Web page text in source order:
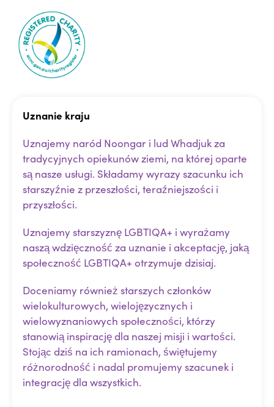
Uznanie kraju
Uznajemy naród Noongar i lud Whadjuk za
tradycyjnych opiekunów ziemi, na której oparte
są nasze usługi. Składamy wyrazy szacunku ich
starszyźnie z przeszłości, teraźniejszości i
przyszłości.
Uznajemy starszyznę LGBTIQA+ i wyrażamy
naszą wdzięczność za uznanie i akceptację, jaką
społeczność LGBTIQA+ otrzymuje dzisiaj.
Doceniamy również starszych członków
wielokulturowych, wielojęzycznych i
wielowyznaniowych społeczności, którzy
stanowią inspirację dla naszej misji i wartości.
Stojąc dziś na ich ramionach, świętujemy
różnorodność i nadal promujemy szacunek i
integrację dla wszystkich.